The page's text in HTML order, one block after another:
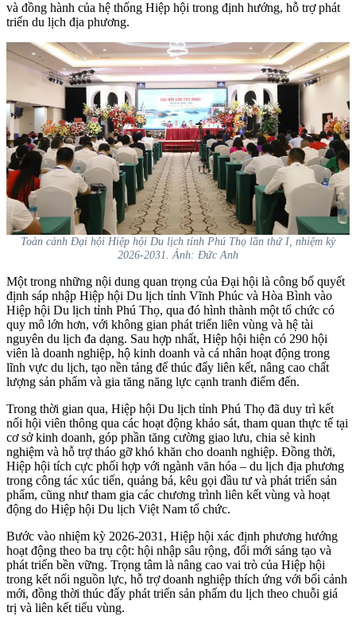
và đồng hành của hệ thống Hiệp hội trong định hướng, hỗ trợ phát
triển du lịch địa phương.
Toàn cảnh Đại hội Hiệp hội Du lịch tỉnh Phú Thọ lần thứ I, nhiệm kỳ
2026-2031. Ảnh: Đức Anh
Một trong những nội dung quan trọng của Đại hội là công bố quyết
định sáp nhập Hiệp hội Du lịch tỉnh Vĩnh Phúc và Hòa Bình vào
Hiệp hội Du lịch tỉnh Phú Thọ, qua đó hình thành một tổ chức có
quy mô lớn hơn, với không gian phát triển liên vùng và hệ tài
nguyên du lịch đa dạng. Sau hợp nhất, Hiệp hội hiện có 290 hội
viên là doanh nghiệp, hộ kinh doanh và cá nhân hoạt động trong
lĩnh vực du lịch, tạo nền tảng để thúc đẩy liên kết, nâng cao chất
lượng sản phẩm và gia tăng năng lực cạnh tranh điểm đến.
Trong thời gian qua, Hiệp hội Du lịch tỉnh Phú Thọ đã duy trì kết
nối hội viên thông qua các hoạt động khảo sát, tham quan thực tế tại
cơ sở kinh doanh, góp phần tăng cường giao lưu, chia sẻ kinh
nghiệm và hỗ trợ tháo gỡ khó khăn cho doanh nghiệp. Đồng thời,
Hiệp hội tích cực phối hợp với ngành văn hóa – du lịch địa phương
trong công tác xúc tiến, quảng bá, kêu gọi đầu tư và phát triển sản
phẩm, cũng như tham gia các chương trình liên kết vùng và hoạt
động do Hiệp hội Du lịch Việt Nam tổ chức.
Bước vào nhiệm kỳ 2026-2031, Hiệp hội xác định phương hướng
hoạt động theo ba trụ cột: hội nhập sâu rộng, đổi mới sáng tạo và
phát triển bền vững. Trọng tâm là nâng cao vai trò của Hiệp hội
trong kết nối nguồn lực, hỗ trợ doanh nghiệp thích ứng với bối cảnh
mới, đồng thời thúc đẩy phát triển sản phẩm du lịch theo chuỗi giá
trị và liên kết tiểu vùng.